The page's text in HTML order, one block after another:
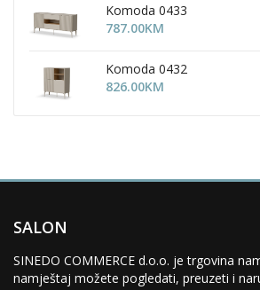
Komoda 0433
787.00KM
Komoda 0432
826.00KM
SALON
SINEDO COMMERCE d.o.o. je trgovina
namještaj možete pogledati, preuzeti i